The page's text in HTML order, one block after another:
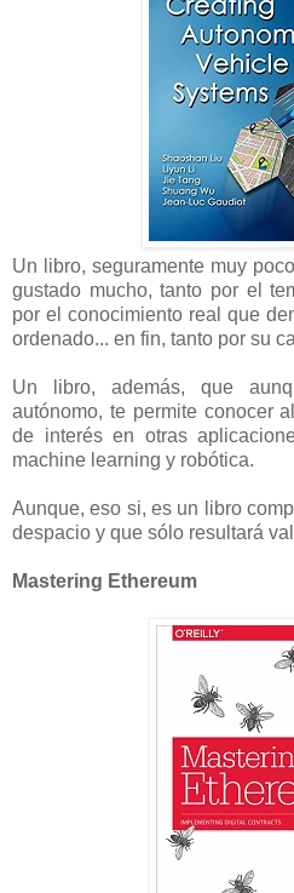
Un libro, seguramente muy
gustado mucho, tanto por el
por el conocimiento real que
ordenado... en fin, tanto por su
Un libro, además, que
autónomo, te permite conocer
de interés en otras
machine learning y robótica.
Aunque, eso si, es un libro
despacio y que sólo resultará
Mastering Ethereum